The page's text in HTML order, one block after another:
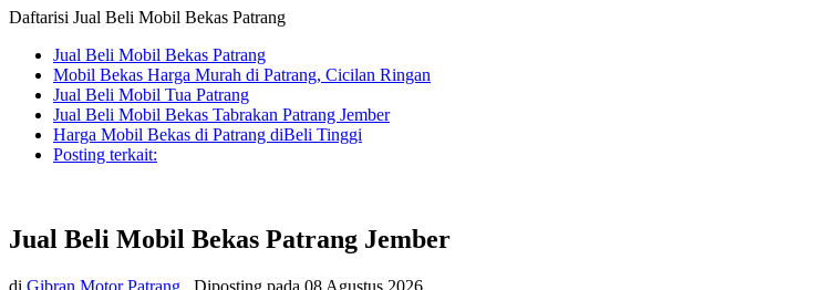
Daftarisi Jual Beli Mobil Bekas Patrang
Jual Beli Mobil Bekas Patrang
Mobil Bekas Harga Murah di Patrang, Cicilan Ringan
Jual Beli Mobil Tua Patrang
Jual Beli Mobil Bekas Tabrakan Patrang Jember
Harga Mobil Bekas di Patrang diBeli Tinggi
Posting terkait:
Jual Beli Mobil Bekas Patrang Jember
di Gibran Motor Patrang Diposting pada 08 Agustus 2026